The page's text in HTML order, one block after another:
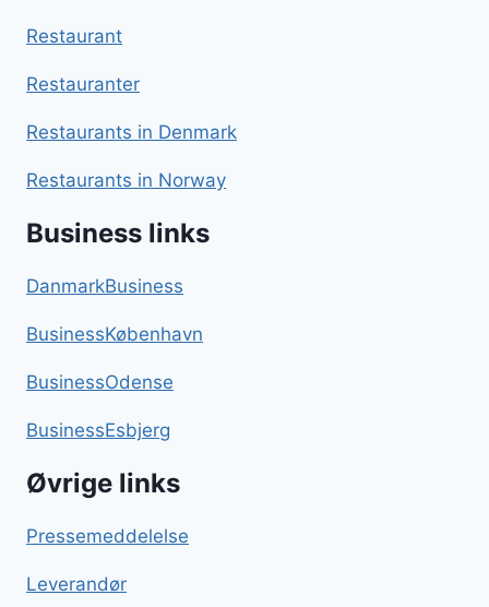
Restaurant
Restauranter
Restaurants in Denmark
Restaurants in Norway
Business links
DanmarkBusiness
BusinessKøbenhavn
BusinessOdense
BusinessEsbjerg
Øvrige links
Pressemeddelelse
Leverandør